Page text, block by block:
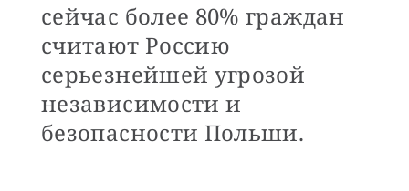
сейчас более 80% граждан
считают Россию
серьезнейшей угрозой
независимости и
безопасности Польши.